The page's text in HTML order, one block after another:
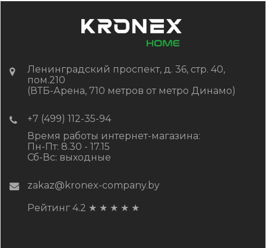
Ленинградский проспект, д. 36, стр. 40,
пом.210
(ВТБ-Арена, 710 метров от метро Динамо)
+7 (499) 112-35-94
Время работы интернет-магазина:
Пн-Пт: 8.30 - 17.15
Сб-Вс: выходные
zakaz@kronex-company.by
Рейтинг 4.2 ★ ★ ★ ★ ★